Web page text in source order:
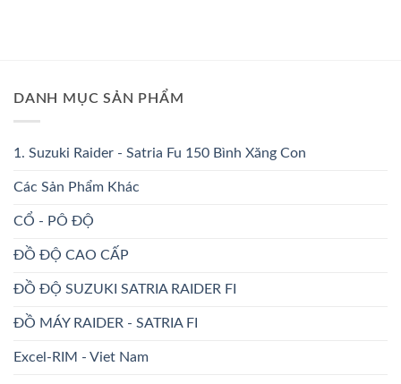
DANH MỤC SẢN PHẨM
1. Suzuki Raider - Satria Fu 150 Bình Xăng Con
Các Sản Phẩm Khác
CỔ - PÔ ĐỘ
ĐỒ ĐỘ CAO CẤP
ĐỒ ĐỘ SUZUKI SATRIA RAIDER FI
ĐỒ MÁY RAIDER - SATRIA FI
Excel-RIM - Viet Nam